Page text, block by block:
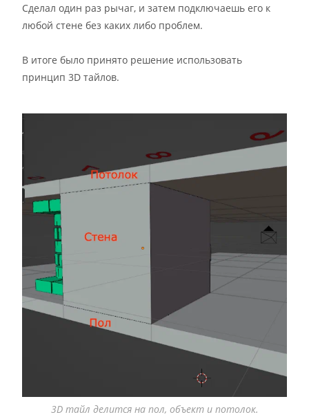
Сделал один раз рычаг, и затем подключаешь его к
любой стене без каких либо проблем.
В итоге было принято решение использовать
принцип 3D тайлов.
3D тайл делится на пол, объект и потолок.